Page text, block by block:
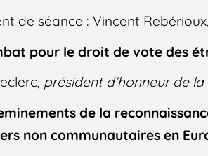
de séance : Vincent Rebérioux,
pour le droit de vote des
président d’honneur de la
de la
non communautaires en